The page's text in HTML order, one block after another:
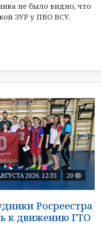
не было видно, что
ЗУР у ПВО ВСУ.
2026, 12:35 20
Росреестра
к движению ГТО